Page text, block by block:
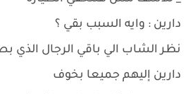
دارين : وايه السبب بقي ؟
نظر الشاب الي باقي الرجال الذي
دارين إليهم جميعا بخوف